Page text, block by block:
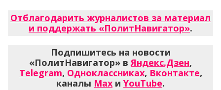
Отблагодарить журналистов за материал
и поддержать «ПолитНавигатор».
Подпишитесь на новости
«ПолитНавигатор» вЯндекс.Дзен,
Telegram, Одноклассниках, Вконтакте,
каналы Max и YouTube.